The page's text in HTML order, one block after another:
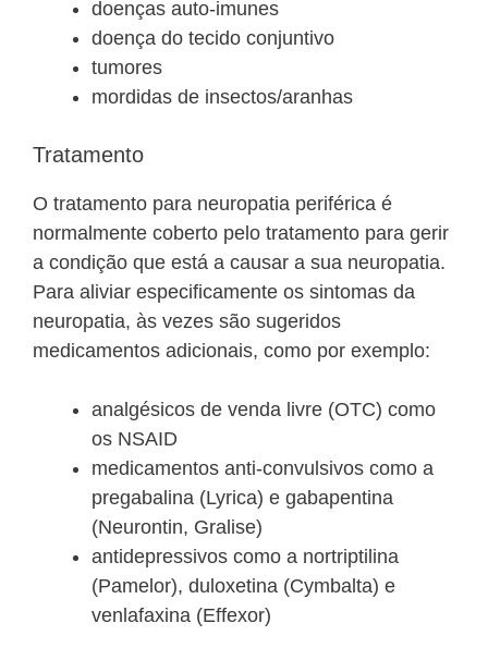
doenças auto-imunes
doença do tecido conjuntivo
tumores
mordidas de insectos/aranhas
Tratamento
O tratamento para neuropatia periférica é
normalmente coberto pelo tratamento para gerir
a condição que está a causar a sua neuropatia.
Para aliviar especificamente os sintomas da
neuropatia, às vezes são sugeridos
medicamentos adicionais, como por exemplo:
analgésicos de venda livre (OTC) como
os NSAID
medicamentos anti-convulsivos como a
pregabalina (Lyrica) e gabapentina
(Neurontin, Gralise)
antidepressivos como a nortriptilina
(Pamelor), duloxetina (Cymbalta) e
venlafaxina (Effexor)